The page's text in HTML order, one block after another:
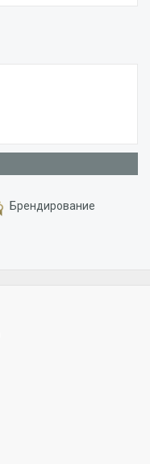
Брендирование